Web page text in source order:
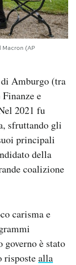
Macron (AP
di Amburgo (tra
e
2021 fu
sfruttando gli
principali
della
coalizione
carisma e
è stato
rispostealla